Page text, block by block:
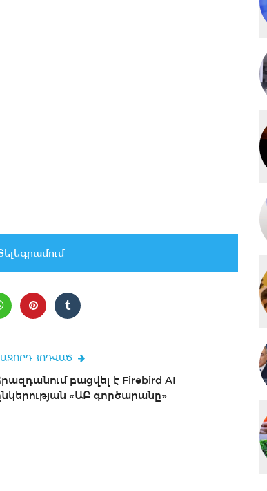
ՀՈԴՎԱԾ
բացվել է Firebird AI
«ԱԲ գործարանը»